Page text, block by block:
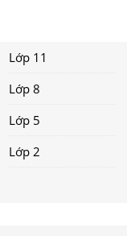
Lớp 11
Lớp 8
Lớp 5
Lớp 2